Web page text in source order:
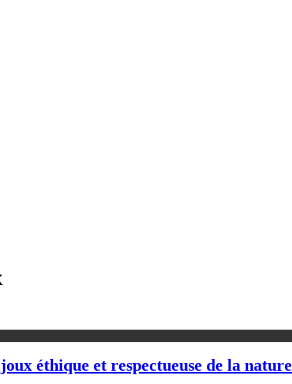
éthique et respectueuse de la nature